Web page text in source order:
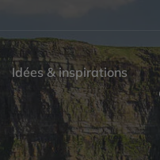
Idées & inspirations